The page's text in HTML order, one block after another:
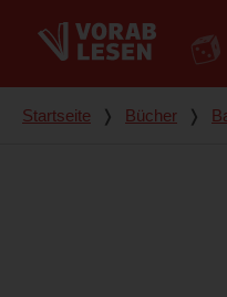
Du bist hier
Startseite ❭ Bücher ❭